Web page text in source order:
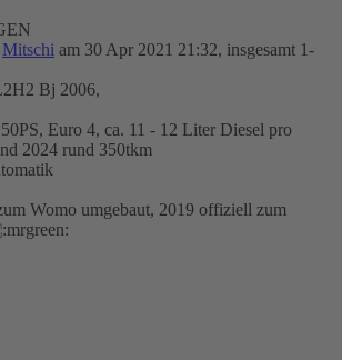
Mitschi am 30 Apr 2021 21:32, insgesamt 1-
Bj 2006,
Euro 4, ca. 11 - 12 Liter Diesel pro
2024 rund 350tkm
Womo umgebaut, 2019 offiziell zum